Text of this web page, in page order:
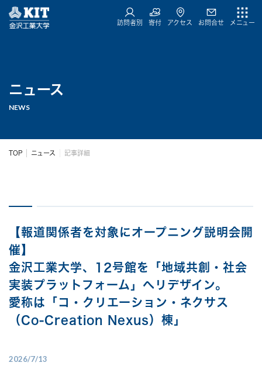
訪問者別 寄付 アクセス お問合せ メニュー
ニュース
NEWS
TOP ニュース 記事詳細
【報道関係者を対象にオープニング説明会開
催】
金沢工業大学、12号館を「地域共創・社会
実装プラットフォーム」へリデザイン。
愛称は「コ・クリエーション・ネクサス
（Co-Creation Nexus）棟」
2026/7/13